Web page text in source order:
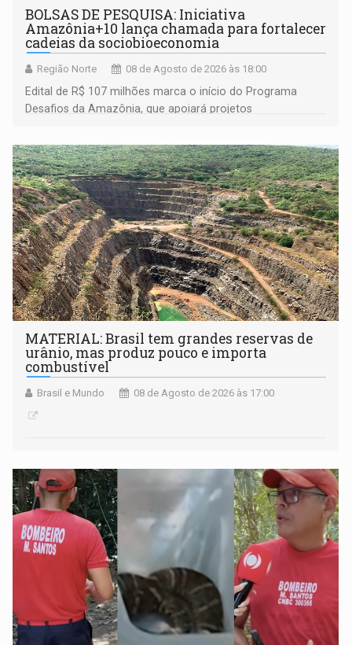
BOLSAS DE PESQUISA: Iniciativa
Amazônia+10 lança chamada para fortalecer
cadeias da sociobioeconomia
Região Norte 08 de Agosto de 2026 às 18:00
Edital de R$ 107 milhões marca o início do Programa
Desafios da Amazônia, que apoiará projetos
submissão de pré-propostas poderá ser feita até 1º de
setembro
MATERIAL: Brasil tem grandes reservas de
urânio, mas produz pouco e importa
combustível
Brasil e Mundo 08 de Agosto de 2026 às 17:00